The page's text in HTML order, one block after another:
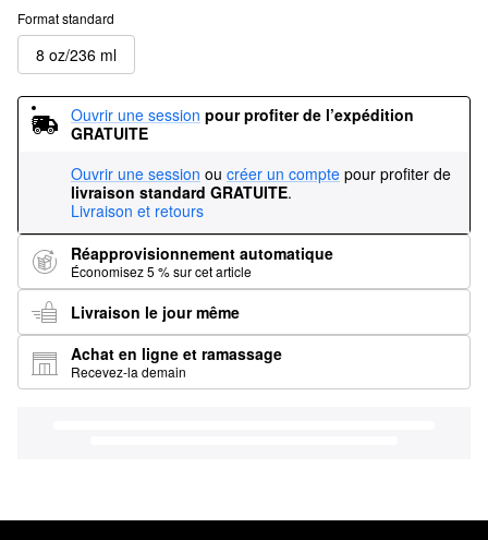
Format standard
8 oz/236 ml
Ouvrir une session pour profiter de l’expédition
GRATUITE
Ouvrir une session ou créer un compte pour profiter de
livraison standard GRATUITE.
Livraison et retours
Réapprovisionnement automatique
Économisez 5 % sur cet article
Livraison le jour même
Achat en ligne et ramassage
Recevez-la demain